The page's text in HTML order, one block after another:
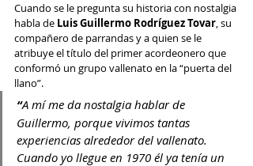
Cuando se le pregunta su historia con nostalgia
habla de Luis Guillermo Rodríguez Tovar, su
compañero de parrandas y a quien se le
atribuye el título del primer acordeonero que
conformó un grupo vallenato en la “puerta del
llano”.
“A mí me da nostalgia hablar de
Guillermo, porque vivimos tantas
experiencias alrededor del vallenato.
Cuando yo llegue en 1970 él ya tenía un